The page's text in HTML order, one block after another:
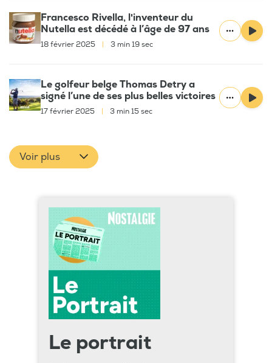
Francesco Rivella, l'inventeur du
Nutella est décédé à l’âge de 97 ans
18 février 2025 3 min 19 sec
Le golfeur belge Thomas Detry a
signé l’une de ses plus belles victoires
17 février 2025 3 min 15 sec
Voir plus
Le portrait